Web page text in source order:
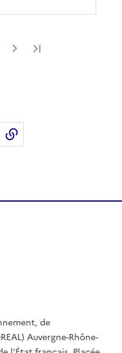
Page suivante
LinkedInpar email
de
Auvergne-Rhône-